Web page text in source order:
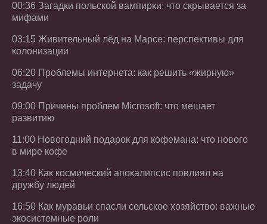
00:36 Загадки польской вампирки: что скрывается за
мифами
03:15 Живительный лёд на Марсе: перспективы для
колонизации
06:20 Проблемы интернета: как решить «жирную»
задачу
09:00 Причины проблем Microsoft: что мешает
развитию
11:00 Новогодний подарок для кофемана: что нового
в мире кофе
13:40 Как космический апокалипсис повлиял на
дружбу людей
16:50 Как муравьи спасли сельское хозяйство: важные
экосистемные роли